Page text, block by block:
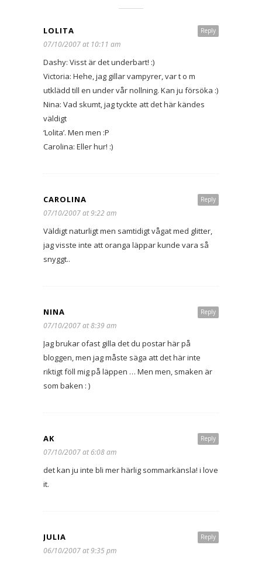
Reply
LOLITA
07/10/2007 at 10:11 am
Dashy: Visst är det underbart! :)
Victoria: Hehe, jag gillar vampyrer, var t o m
utklädd till en under vår nollning. Kan ju försöka :)
Nina: Vad skumt, jag tyckte att det här kändes
väldigt
‘Lolita’. Men men :P
Carolina: Eller hur! :)
Reply
CAROLINA
07/10/2007 at 9:22 am
Väldigt naturligt men samtidigt vågat med glitter,
jag visste inte att oranga läppar kunde vara så
snyggt..
Reply
NINA
07/10/2007 at 8:39 am
Jag brukar ofast gilla det du postar här på
bloggen, men jag måste säga att det här inte
riktigt föll mig på läppen … Men men, smaken är
som baken : )
Reply
AK
07/10/2007 at 6:08 am
det kan ju inte bli mer härlig sommarkänsla! i love
it.
Reply
JULIA
06/10/2007 at 9:35 pm